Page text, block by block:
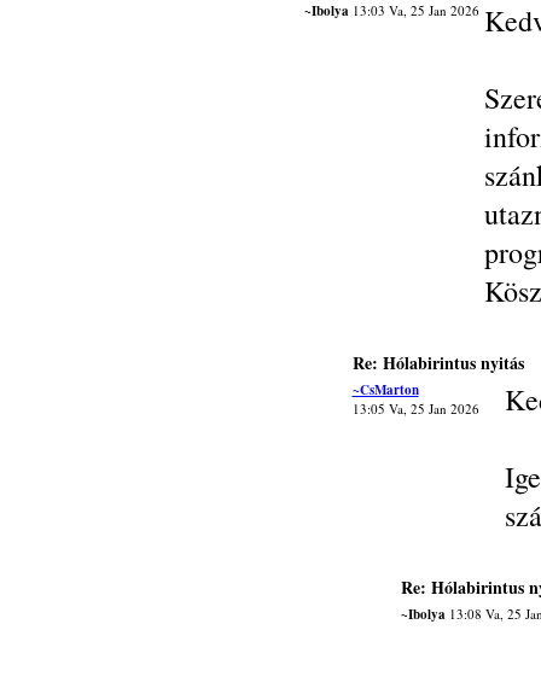
~Ibolya13:03 Va, 25 Jan 2026
Re: Hólabirintus nyitás
~CsMarton
13:05 Va, 25 Jan 2026
Re: Hólabirintus
~Ibolya13:08 Va, 25